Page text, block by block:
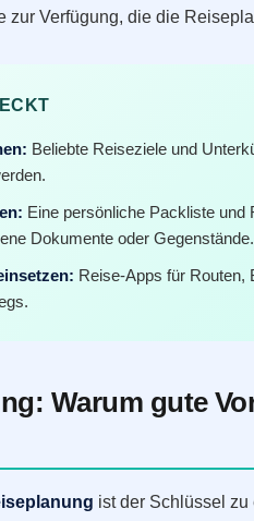
zur Verfügung, die die
Beliebte Reiseziele und
Eine persönliche Packliste
Dokumente oder Gegenstände.
Reise-Apps für Routen,
Warum gute
ist der Schlüssel